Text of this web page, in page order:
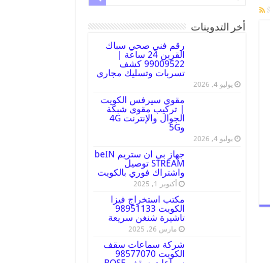
أخر التدوينات
رقم فني صحي سباك
القرين 24 ساعة |
99009522 كشف
تسربات وتسليك مجاري
يوليو 4, 2026
مقوي سيرفس الكويت
| تركيب مقوي شبكة
الجوال والإنترنت 4G
و5G
يوليو 4, 2026
جهاز بي ان ستريم beIN
STREAM توصيل
واشتراك فوري بالكويت
أكتوبر 1, 2025
مكتب استخراج فيزا
الكويت 98951133
تاشيرة شنغن سريعة
مارس 26, 2025
شركة سماعات سقف
الكويت 98577070